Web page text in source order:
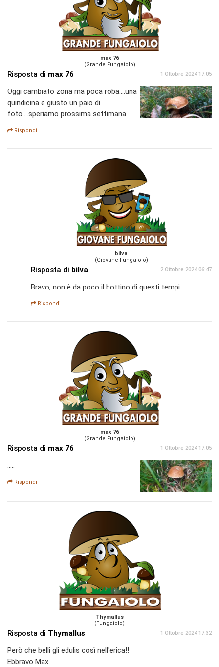
max 76
(Grande Fungaiolo)
Risposta di max 76 1 Ottobre 2024 17:05
Oggi cambiato zona ma poca roba....una
quindicina e giusto un paio di
foto....speriamo prossima settimana
Rispondi
bilva
(Giovane Fungaiolo)
Risposta di bilva 2 Ottobre 2024 06:47
Bravo, non è da poco il bottino di questi tempi...
Rispondi
max 76
(Grande Fungaiolo)
Risposta di max 76 1 Ottobre 2024 17:05
.....
Rispondi
Thymallus
(Fungaiolo)
Risposta di Thymallus 1 Ottobre 2024 17:32
Però che belli gli edulis così nell'erica!!
Ebbravo Max.